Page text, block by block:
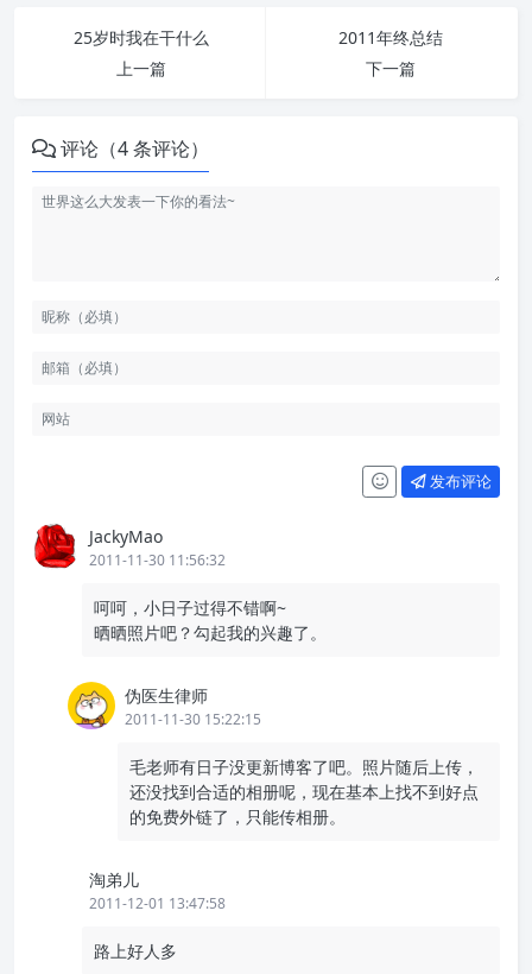
25岁时我在干什么
上一篇
2011年终总结
下一篇
评论（4 条评论）
发布评论
JackyMao
2011-11-30 11:56:32
呵呵，小日子过得不错啊~
晒晒照片吧？勾起我的兴趣了。
伪医生律师
2011-11-30 15:22:15
毛老师有日子没更新博客了吧。照片随后上传，
还没找到合适的相册呢，现在基本上找不到好点
的免费外链了，只能传相册。
淘弟儿
2011-12-01 13:47:58
路上好人多